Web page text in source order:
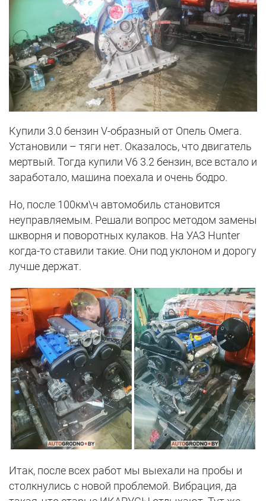
Купили 3.0 бензин V-образный от Опель Омега.
Установили – тяги нет. Оказалось, что двигатель
мертвый. Тогда купили V6 3.2 бензин, все встало и
заработало, машина поехала и очень бодро.
Но, после 100км\ч автомобиль становится
неуправляемым. Решали вопрос методом замены
шкворня и поворотных кулаков. На УАЗ Hunter
когда-то ставили такие. Они под уклоном и дорогу
лучше держат.
Итак, после всех работ мы выехали на пробы и
столкнулись с новой проблемой. Вибрация, да